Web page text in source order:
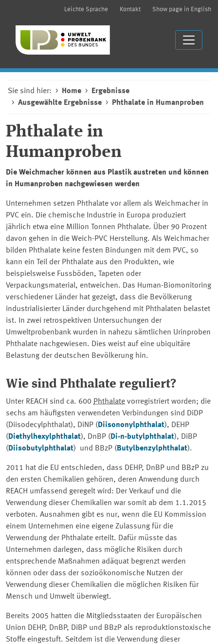
Leichte Sprache Kontakt Show page in English
Sie sind hier: Home
Ergebnisse
Ausgewählte Ergebnisse
Phthalate in Humanproben
Phthalate in
Humanproben
Die Weichmacher können aus Plastik austreten und können
in Humanproben nachgewiesen werden
Unternehmen setzen Phthalate vor allem als Weichmacher in
PVC ein. Die chemische Industrie in Europa produziert
jährlich etwa eine Million Tonnen Phthalate. Über 90 Prozent
davon gehen in die Weich-PVC Herstellung. Als Weichmacher
bilden Phthalate keine festen Bindungen mit dem PVC, so
kann ein Teil der Phthalate aus den Produkten, wie
beispielsweise Fussböden, Tapeten oder
Verpackungsmaterial, entweichen. Das Human-Biomonitoring
verschiedener Länder hat gezeigt, dass die Bevölkerung
industrialisierter Länder durchgehend mit Phthalaten belastet
ist. In zwei retrospektiven Untersuchungen der
Umweltprobenbank wurden in nahezu sämtlichen Urinproben
Phthalate nachgewiesen. Dies weist auf eine ubiquitäre
Belastung der deutschen Bevölkerung hin.
Wie sind Phthalate reguliert?
Unter REACH sind ca. 600 Phthalate vorregistriert worden; die
sechs am häufigsten verwendeten Verbindungen sind DiDP
(Diisodecylphthalat), DiNP ( Diisononylphthalat), DEHP
( Diethylhexylphthalat), DnBP ( Di-n-butylphthalat), DiBP
( Diisobutylphthalat) und BBzP ( Butylbenzylphthalat).
2011 hat die EU entschieden, dass DEHP, DnBP und BBzP zu
den ersten Chemikalien gehören, deren Anwendung durch
REACH umfassend geregelt wird: Der Verkauf und die
Verwendung dieser Chemikalien war somit ab dem 1.1.2015
verboten. Ausnahmen gibt es nur, wenn die EU Kommission
einem Unternehmen eine eigene Zulassung für die
Verwendung der Phthalate erteilt. Dafür müsste das
Unternehmen darlegen, dass mögliche Risiken durch
entsprechende Maßnahmen adäquat begrenzt werden
können oder dass der sozioökonomische Nutzen der
Verwendung dieser Chemikalien die möglichen Risiken für
Mensch und Umwelt überwiegt.
Bereits 2005 hatten die Mitgliedsstaaten der Europäischen
Union DEHP, DnBP, DiBP und BBzP als reproduktionstoxische
Stoffe eingestuft. Seitdem ist die Verwendung dieser